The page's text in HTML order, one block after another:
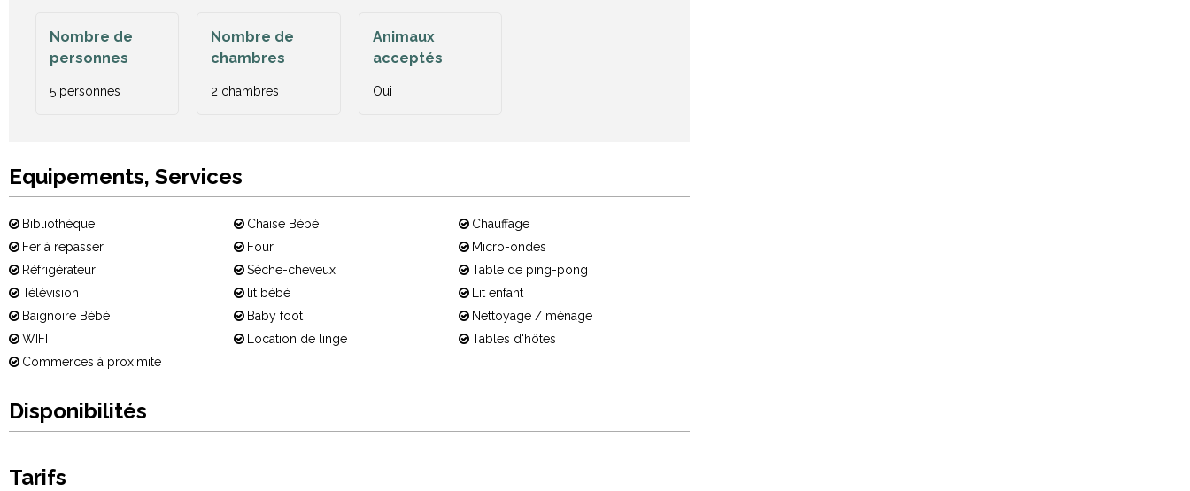
Nombre de
personnes
5 personnes
Nombre de
chambres
2 chambres
Animaux
acceptés
Oui
Equipements, Services
Bibliothèque Chaise Bébé
Chauffage
Fer à repasser
Four
Micro-ondes
Réfrigérateur
Sèche-cheveux
Table de ping-pong
Télévision
lit bébé
Lit enfant
Baignoire Bébé
Baby foot
Nettoyage / ménage
WIFI
Location de linge
Tables d'hôtes
Commerces à proximité
Disponibilités
Tarifs